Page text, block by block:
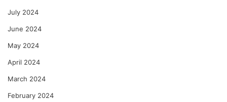
July 2024
June 2024
May 2024
April 2024
March 2024
February 2024